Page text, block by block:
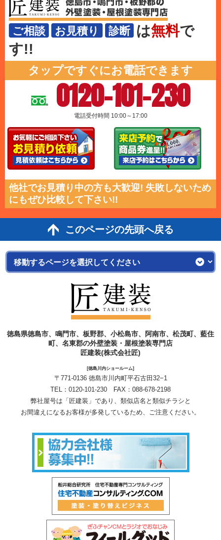
ご相談 お見積り 診断 は無料で
す!!
タップですぐにお電話できます
0120-101-230
電話受付時間 10:00～17:00
他社でお見積り中の方も大歓迎! 失敗しないため
にもぜひ比較して下さい!!
このページの先頭へ戻る
徳島県徳島市、鳴門市、板野郡、小松島市、阿南市、松茂町、藍住
町、名東郡の外壁塗装・屋根塗装専門店
匠建装(株式会社匠)
[徳島川内ショールーム]
〒771-0136 徳島市川内町平石古田32−1
TEL： 0120-101-230 FAX：088-678-2198
弊社屋号は「匠建装」であり、類似店名と類似チラシと
お間違えになるお客様が多発しているため、ご注意ください。